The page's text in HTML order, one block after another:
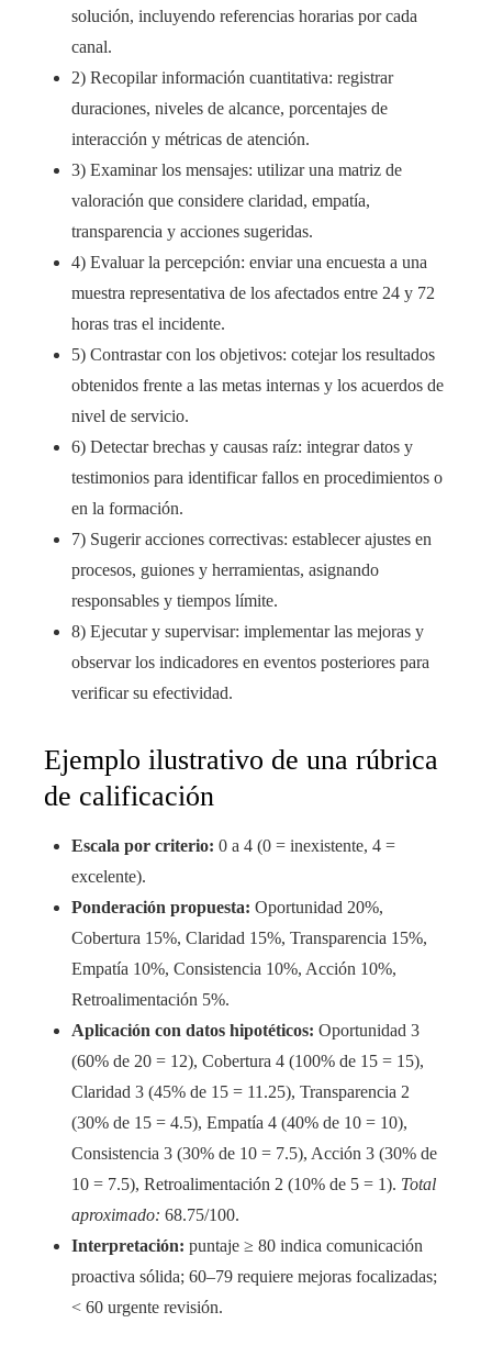
solución, incluyendo referencias horarias por cada
canal.
2) Recopilar información cuantitativa: registrar
duraciones, niveles de alcance, porcentajes de
interacción y métricas de atención.
3) Examinar los mensajes: utilizar una matriz de
valoración que considere claridad, empatía,
transparencia y acciones sugeridas.
4) Evaluar la percepción: enviar una encuesta a una
muestra representativa de los afectados entre 24 y 72
horas tras el incidente.
5) Contrastar con los objetivos: cotejar los resultados
obtenidos frente a las metas internas y los acuerdos de
nivel de servicio.
6) Detectar brechas y causas raíz: integrar datos y
testimonios para identificar fallos en procedimientos o
en la formación.
7) Sugerir acciones correctivas: establecer ajustes en
procesos, guiones y herramientas, asignando
responsables y tiempos límite.
8) Ejecutar y supervisar: implementar las mejoras y
observar los indicadores en eventos posteriores para
verificar su efectividad.
Ejemplo ilustrativo de una rúbrica
de calificación
Escala por criterio: 0 a 4 (0 = inexistente, 4 =
excelente).
Ponderación propuesta: Oportunidad 20%,
Cobertura 15%, Claridad 15%, Transparencia 15%,
Empatía 10%, Consistencia 10%, Acción 10%,
Retroalimentación 5%.
Aplicación con datos hipotéticos: Oportunidad 3
(60% de 20 = 12), Cobertura 4 (100% de 15 = 15),
Claridad 3 (45% de 15 = 11.25), Transparencia 2
(30% de 15 = 4.5), Empatía 4 (40% de 10 = 10),
Consistencia 3 (30% de 10 = 7.5), Acción 3 (30% de
10 = 7.5), Retroalimentación 2 (10% de 5 = 1). Total
aproximado: 68.75/100.
Interpretación: puntaje ≥ 80 indica comunicación
proactiva sólida; 60–79 requiere mejoras focalizadas;
< 60 urgente revisión.